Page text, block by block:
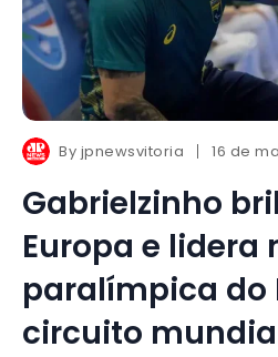
By jpnewsvitoria 16 de
Gabrielzinho
Europa e lidera
paralímpica do
circuito